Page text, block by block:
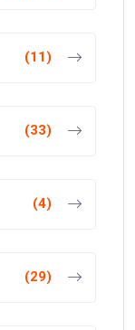
(11)
(33)
(4)
(29)